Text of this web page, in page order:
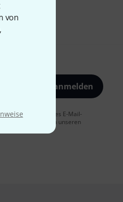
von
Jetzt anmelden
einer Messung des E-Mail-
finden Sie in unseren